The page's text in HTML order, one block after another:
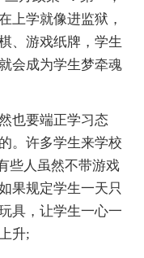
上学就像进监狱，
、游戏纸牌，学生
会成为学生梦牵魂
也要端正学习态
。许多学生来学校
些人虽然不带游戏
果规定学生一天只
具，让学生一心一
升;